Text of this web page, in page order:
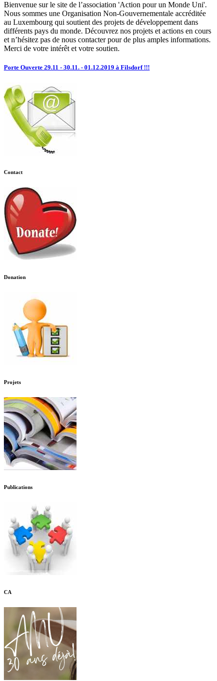
Bienvenue sur le site de l’association 'Action pour un Monde Uni'.
Nous sommes une Organisation Non-Gouvernementale accréditée
au Luxembourg qui soutient des projets de développement dans
différents pays du monde. Découvrez nos projets et actions en cours
et n’hésitez pas de nous contacter pour de plus amples informations.
Merci de votre intérêt et votre soutien.
Porte Ouverte 29.11 - 30.11. - 01.12.2019 à Filsdorf !!!
Contact
Donation
Projets
Publications
CA